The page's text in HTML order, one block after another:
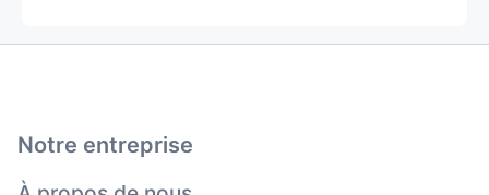
Notre entreprise